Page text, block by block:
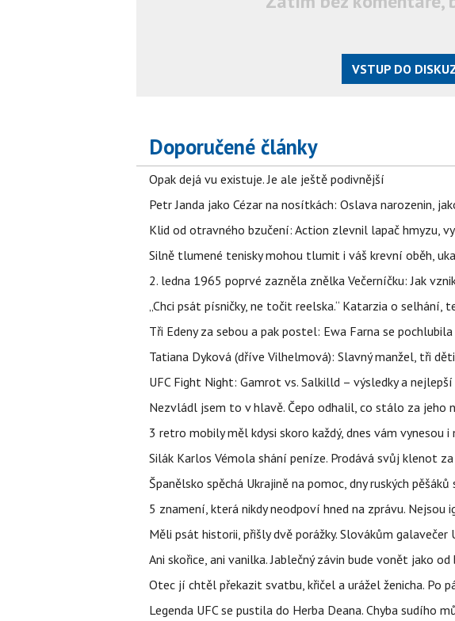
VSTUP DO
Doporučené články
Opak dejá vu existuje. Je ale ještě podivnější
Petr Janda jako Cézar na nosítkách: Oslava narozenin,
Klid od otravného bzučení: Action zlevnil lapač hmyzu,
Silně tlumené tenisky mohou tlumit i váš krevní oběh,
2. ledna 1965 poprvé zazněla znělka Večerníčku: Jak
„Chci psát písničky, ne točit reelska.“ Katarzia o selhání,
Tři Edeny za sebou a pak postel: Ewa Farna se
Tatiana Dyková (dříve Vilhelmová): Slavný manžel, tři
UFC Fight Night: Gamrot vs. Salkilld – výsledky a
Nezvládl jsem to v hlavě. Čepo odhalil, co stálo za jeho
3 retro mobily měl kdysi skoro každý, dnes vám vynesou
Silák Karlos Vémola shání peníze. Prodává svůj klenot
Španělsko spěchá Ukrajině na pomoc, dny ruských
5 znamení, která nikdy neodpoví hned na zprávu.
Měli psát historii, přišly dvě porážky. Slovákům galavečer
Ani skořice, ani vanilka. Jablečný závin bude vonět jako
Otec jí chtěl překazit svatbu, křičel a urážel ženicha. Po
Legenda UFC se pustila do Herba Deana. Chyba sudího